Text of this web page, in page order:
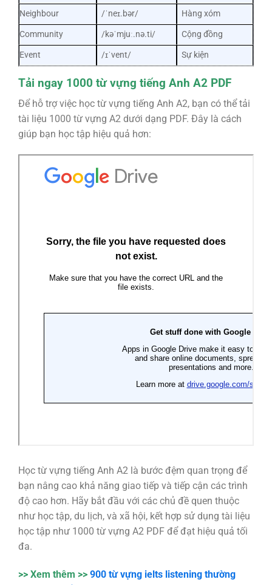
Neighbour
/ˈneɪ.bər/
Hàng xóm
Community
/kəˈmjuː.nə.ti/
Cộng đồng
Event
/ɪˈvent/ Sự kiện
Tải ngay 1000 từ vựng tiếng Anh A2 PDF
Để hỗ trợ việc học từ vựng tiếng Anh A2, bạn có thể tải
tài liệu 1000 từ vựng A2 dưới dạng PDF. Đây là cách
giúp bạn học tập hiệu quả hơn:
Học từ vựng tiếng Anh A2 là bước đệm quan trọng để
bạn nâng cao khả năng giao tiếp và tiếp cận các trình
độ cao hơn. Hãy bắt đầu với các chủ đề quen thuộc
như học tập, du lịch, và xã hội, kết hợp sử dụng tài liệu
học tập như 1000 từ vựng A2 PDF để đạt hiệu quả tối
đa.
>> Xem thêm >> 900 từ vựng ielts listening thường